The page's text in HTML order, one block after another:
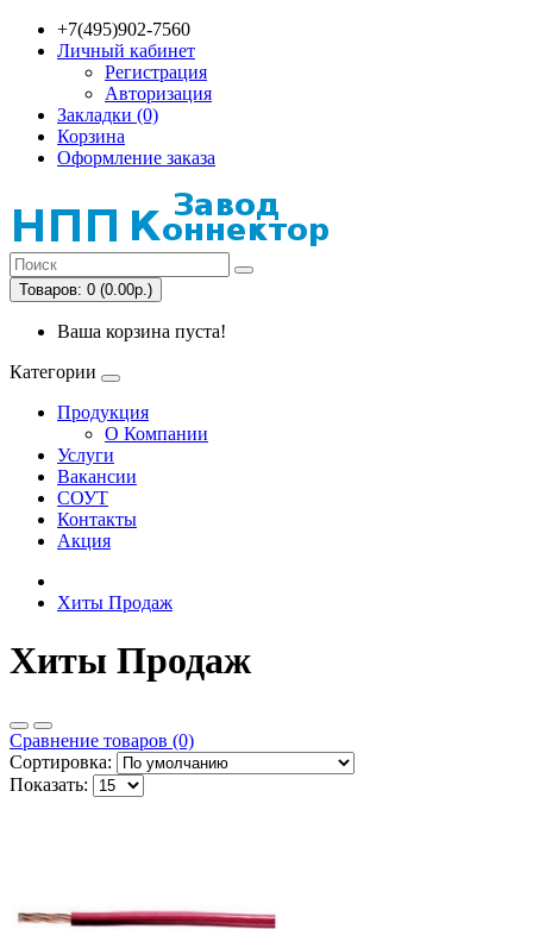
+7(495)902-7560
Личный кабинет
Регистрация
Авторизация
Закладки (0)
Корзина
Оформление заказа
Товаров: 0 (0.00р.)
Ваша корзина пуста!
Категории
Продукция
О Компании
Услуги
Вакансии
СОУТ
Контакты
Акция
Хиты Продаж
Хиты Продаж
Сравнение товаров (0)
Сортировка:
Показать: